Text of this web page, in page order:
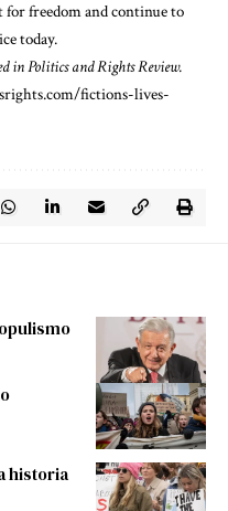
for freedom and continue to
today.
in Politics and Rights Review.
fictions-lives-
historia